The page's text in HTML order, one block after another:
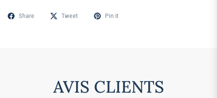
Share Tweet Pin it
AVIS CLIENTS